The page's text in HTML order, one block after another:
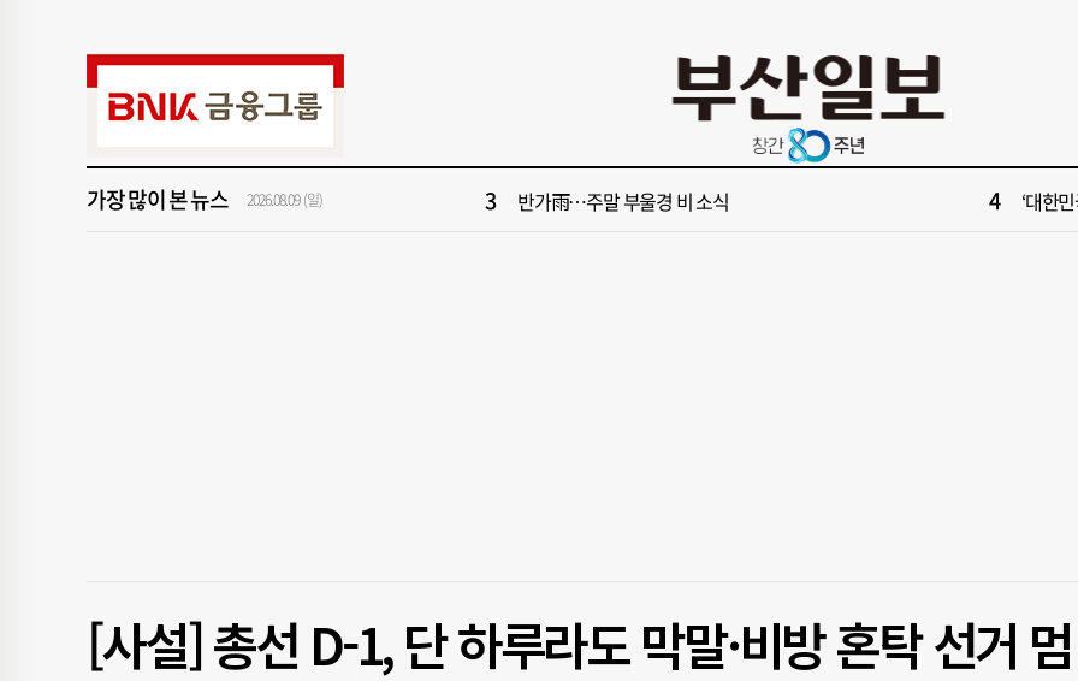
가장 많이 본 뉴스 2026.08.09 (일)
부산 서구, 부산 최초 기초생활수급자 ‘이사비· 생필품비’ 지원 [속보]
‘대
5 해수부 청사 유치에 웃은 곽규택…희비 갈린 부산 의원들 6 “수영
[사설] 총선 D-1, 단 하루라도 막말·비방 혼탁 선거 멈